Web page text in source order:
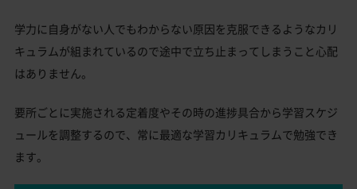
学力に自身がない人でもわからない原因を克服できるようなカリ
キュラムが組まれているので途中で立ち止まってしまうこと心配
はありません。
要所ごとに実施される定着度やその時の進捗具合から学習スケジ
ュールを調整するので、常に最適な学習カリキュラムで勉強でき
ます。